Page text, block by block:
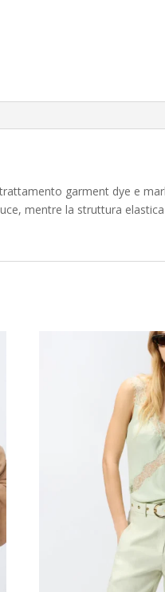
garment dye e
mentre la struttura